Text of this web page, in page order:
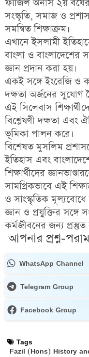
ফাজিল অনার্স ২য়
সংস্কৃতি, সমাজ ও
সমন্বিত শিক্ষাক্রম।
এখানেইসলামী
বাংলা ও বাংলাদেশের
জ্ঞানপ্রদান করা হয়।
একই সঙ্গেইংরেজি ও
দক্ষতা অর্জনের সুযোগ
এই সিলেবাস
বিশ্লেষণী দক্ষতা এবং
ভূমিকাপালন করে।
বিশেষতমুসলিম
ইতিহাস এবং
শিক্ষার্থীদের
সামগ্রিকভাবে এই
ও সাংস্কৃতিক মূল্যবোধে
জ্ঞান ও প্রযুক্তির সঙ্গে
কর্মজীবনের জন্য প্রস্তুত
আপনার প্রশ্ন-
WhatsApp Channel
Telegram Group
Facebook Group
Tags
Fazil (Hons) History